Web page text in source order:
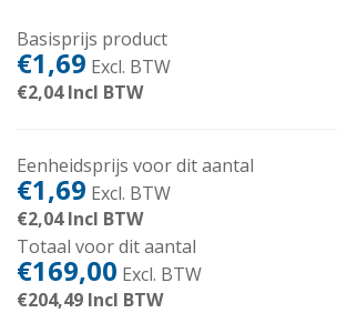
Basisprijs product
€1,69 Excl. BTW
€2,04Incl BTW
Eenheidsprijs voor dit aantal
€1,69 Excl. BTW
€2,04Incl BTW
Totaal voor dit aantal
€169,00 Excl. BTW
€204,49 Incl BTW